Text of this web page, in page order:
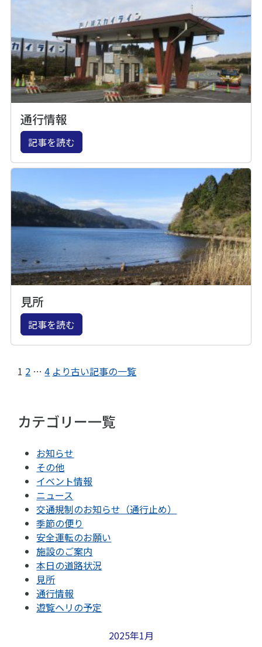
通行情報
記事を読む
見所
記事を読む
1 2 … 4 より古い記事の一覧
カテゴリー一覧
お知らせ
その他
イベント情報
ニュース
交通規制のお知らせ（通行止め）
季節の便り
安全運転のお願い
施設のご案内
本日の道路状況
見所
通行情報
遊覧ヘリの予定
2025年1月